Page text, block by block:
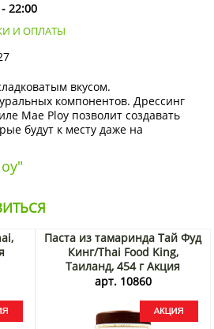
22:00
И ОПЛАТЫ
вкусом.
компонентов. Дрессинг
Mae Ploy позволит создавать
будут к месту даже на
Паста из тамаринда Тай Фуд
Кинг/Thai Food King,
Таиланд, 454 г Акция
арт. 10860